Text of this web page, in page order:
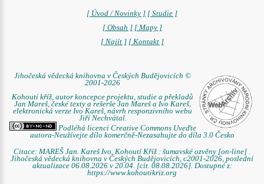
[ Úvod / Novinky ] [ Studie ]
[ Obsah ] [ Mapy ]
[ Najít ] [ Kontakt ]
Jihočeská vědecká knihovna v Českých Budějovicích ©
2001-2026
Kohoutí kříž, autor koncepce projektu, studie a překladů
Jan Mareš, české texty a rešerše Jan Mareš a Ivo Kareš,
elektronická verze Ivo Kareš, návrh responzivního webu
Jiří Nechvátal.
Podléhá licenci Creative Commons Uveďte
autora-Neužívejte dílo komerčně-Nezasahujte do díla 3.0 Česko
Citace: MAREŠ Jan. Kareš Ivo. Kohoutí Kříž : šumavské ozvěny [on-line] .
Jihočeská vědecká knihovna v Českých Budějovicích, c2001-2026, poslední
aktualizace 06.08.2026 v 20.04. [cit. 08.08.2026]. Dostupné z:
https://www.kohoutikriz.org